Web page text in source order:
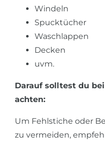
Windeln
Spucktücher
Waschlappen
Decken
uvm.
Darauf solltest du
achten:
Um Fehlstiche oder
zu vermeiden,